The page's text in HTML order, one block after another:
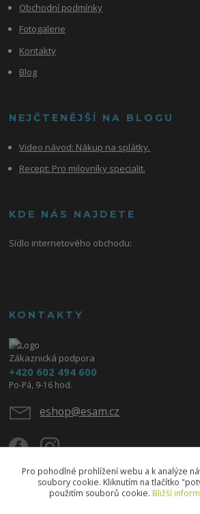
Obchodní podmínky
Fotogalerie
Kontakty
Blog
NEJČTENĚJŠÍ NA BLOGU
Video návod: Nákup na splátky.
Recept: Pro milovníky specialit.
KDE NÁS NAJDETE
Sídlo internetového obchodu:
KONTAKTY
Zákaznická podpora
+420 602 494 600
Po-Pá, 9-16 hod.
eshop@esam.cz
Pro pohodlné prohlížení webu a k analýze
soubory cookie. Kliknutím na tlačítko
použitím souborů cookie. Bližší